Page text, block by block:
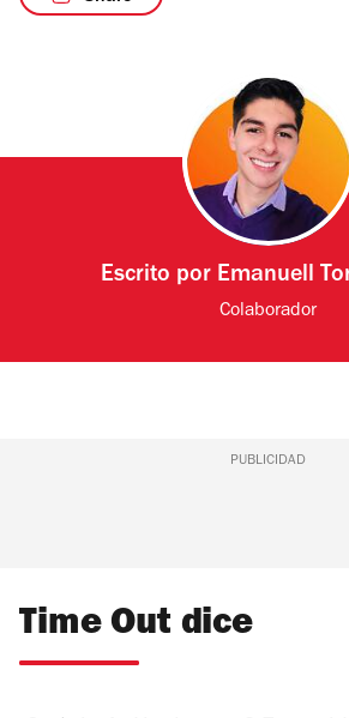
Escrito por Emanuell
Colaborador
PUBLICIDAD
Time Out dice